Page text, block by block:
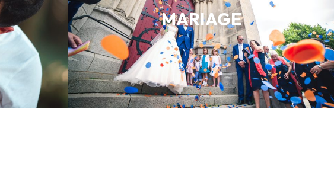
MARIAGE